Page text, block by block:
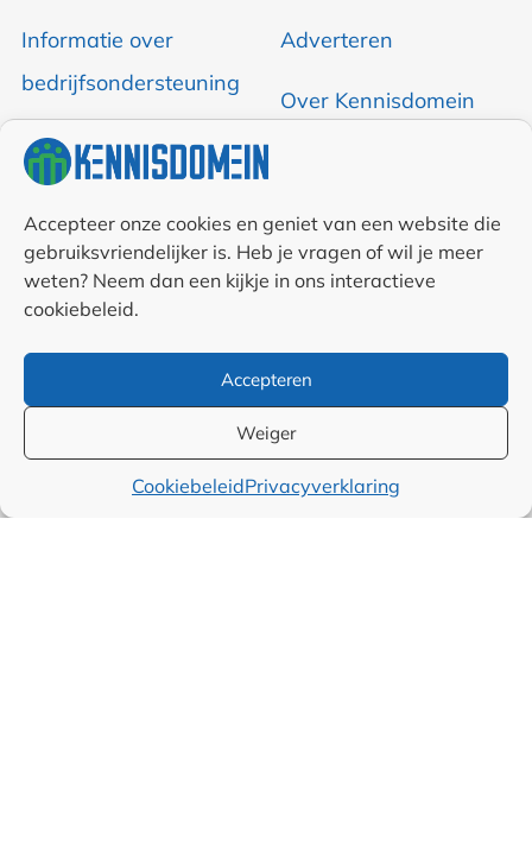
Accepteer onze cookies en geniet van een website die
gebruiksvriendelijker is. Heb je vragen of wil je meer
weten? Neem dan een kijkje in ons interactieve
cookiebeleid.
Accepteren
Weiger
CookiebeleidPrivacyverklaring
Informatie over
bedrijfsondersteuning
Adverteren
Over Kennisdomein
RSS & Nieuwsfeed
Auteurs
linkpartners
Algemene
voorwaarden